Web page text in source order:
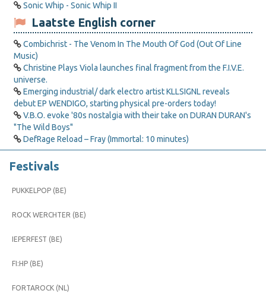
Sonic Whip - Sonic Whip II
Laatste English corner
Combichrist - The Venom In The Mouth Of God (Out Of Line
Music)
Christine Plays Viola launches final fragment from the F.I.V.E.
universe.
Emerging industrial/ dark electro artist KLLSIGNL reveals
debut EP WENDIGO, starting physical pre-orders today!
V.B.O. evoke '80s nostalgia with their take on DURAN DURAN's
"The Wild Boys"
DefRage Reload – Fray (Immortal: 10 minutes)
Festivals
PUKKELPOP (BE)
ROCK WERCHTER (BE)
IEPERFEST (BE)
FI:HP (BE)
FORTAROCK (NL)